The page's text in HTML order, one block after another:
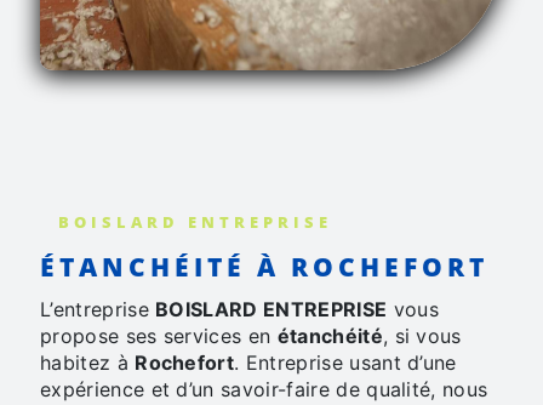
BOISLARD ENTREPRISE
ÉTANCHÉITÉ À ROCHEFORT
L’entreprise BOISLARD ENTREPRISE vous
propose ses services en étanchéité, si vous
habitez à Rochefort. Entreprise usant d’une
expérience et d’un savoir-faire de qualité, nous